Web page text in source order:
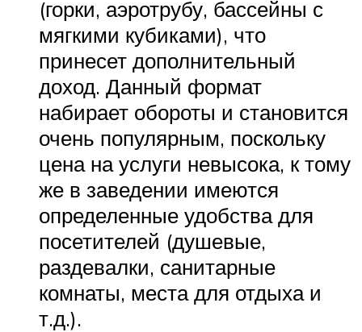
(горки, аэротрубу, бассейны с
мягкими кубиками), что
принесет дополнительный
доход. Данный формат
набирает обороты и становится
очень популярным, поскольку
цена на услуги невысока, к тому
же в заведении имеются
определенные удобства для
посетителей (душевые,
раздевалки, санитарные
комнаты, места для отдыха и
т.д.).